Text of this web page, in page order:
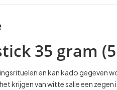
35 gram
en kan kado gegeven
krijgen van witte salie een zegen